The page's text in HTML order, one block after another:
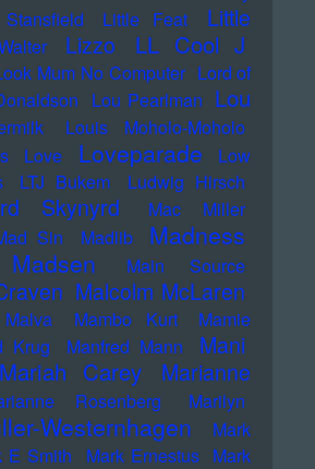
Little Feat
Little
Lizzo LL Cool J
Mum No Computer Lord of
Lou Pearlman Lou
Louis Moholo-Moholo
Love Loveparade
Low
LTJ Bukem Ludwig Hirsch
Skynyrd
Mac Miller
Sin Madlib
Madness
Madsen Main Source
Malcolm McLaren
Malva Mambo Kurt
Mamie
Krug Manfred Mann Mani
Mariah Carey
Marianne
Rosenberg Marilyn
Westernhagen
Mark
E Smith Mark Ernestus Mark